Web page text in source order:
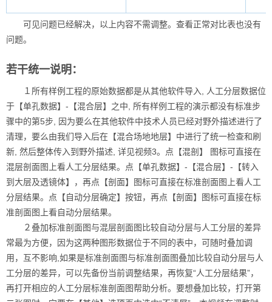
可见问题已经解决，以上内容不需调整。查看正常对比表也没有
问题。
若干统一说明：
１所有样例工程的原始数据都是从其他软件导入, 人工分层数据位
于【单孔数据】-【混合层】之中, 所有样例工程的演示都没有标准步
骤中的第5步, 因为要么在其他软件中技术人员已经对野外描述进行了
清理，要么由我们导入后在【混合场地地层】中进行了统一检查和刷
新, 然后整体传入到野外描述, 详见视频3。点【混剖】 图标可直接在
混层剖面图上看人工分层结果。点【单孔数据】-【混合层】-【转入
到大层及透镜体】，再点【剖面】图标可直接在标准剖面图上看人工
分层结果。点【自动分层确定】按钮，再点【剖面】图标可直接在标
准剖面图上看自动分层结果。
２叠加标准剖面图与混层剖面图比较自动分层与人工分层的差异
常最为方便，因为这两种图形数据位于不同的表中，可随时叠加调
用，互不影响,如果是标准剖面图与标准剖面图叠加比较自动分层与人
工分层的差异，可以先备份当前调整结果，再恢复“人工分层结果”，
再打开相应的人工分层标准剖面图帮助分析。要想叠加比较，打开第